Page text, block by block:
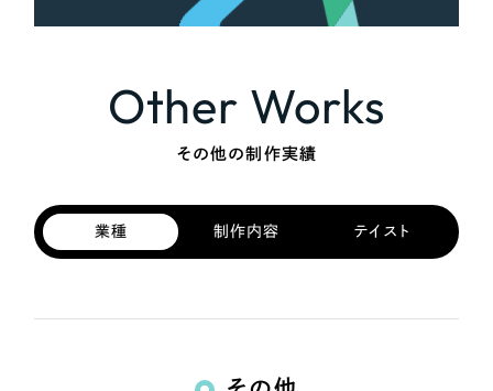
Other Works
その他の制作実績
業種 制作内容 テイスト